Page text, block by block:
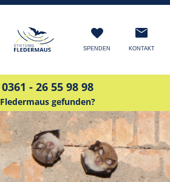
SPENDEN KONTAKT
0361 - 26 55 98 98
Fledermaus gefunden?